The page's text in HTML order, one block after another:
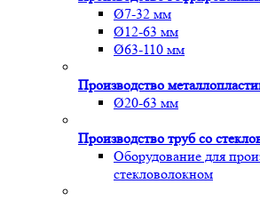
Ø7-32 мм
Ø12-63 мм
Ø63-110 мм
Производство
Ø20-63 мм
Производство труб со
Оборудование для
стекловолокном